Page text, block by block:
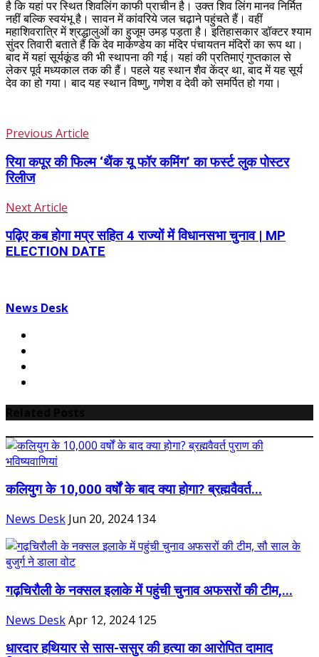
है कि यहां पर स्थित शिवलिंग काफी प्राचीन है। उक्त शिव लिंग मानव निर्मित
नहीं बल्कि स्वयंभू है। सावन में कांवरिये जल चढ़ाने पहुंचते हैं। वहीं
महाशिवरात्रि में श्रद्धालुओं का हुजूम उमड़ पड़ता है। इतिहासकार डॉ़क्टर श्याम
सुंदर तिवारी बताते हैं कि देव मार्कण्डेय का मंदिर पंचायतन मंदिरों का रूप था।
बाद में यहां सूर्यकूंड की भी स्थापना की गई। यहां की प्रतिमाएं गुप्तकाल से
लेकर पूर्व मध्यकाल तक की हैं। पहले यह स्थान शैव केंद्र था, बाद में यह सूर्य
देव का हो गया। बाद यह स्थान विष्णु, गणेश व देवी को समर्पित हो गया।
Previous Article
रिया कपूर की फिल्म ‘थैंक यू फॉर कमिंग’ का फर्स्ट लुक पोस्टर
रिलीज
Next Article
पढ़िए कब होगा मप्र सहित 4 राज्यों में विधानसभा चुनाव | MP
ELECTION DATE
News Desk
कलियुग के 10,000 वर्षों के बाद क्या होगा? ब्रह्मवैवर्त...
News Desk Jun 20, 2024 134
गढ़चिरौली के नक्सल इलाके में पहुंची चुनाव अफसरों की टीम,...
News DeskApr 12, 2024 125
धारदार हथियार से सास-ससुर की हत्या का आरोपित दामाद